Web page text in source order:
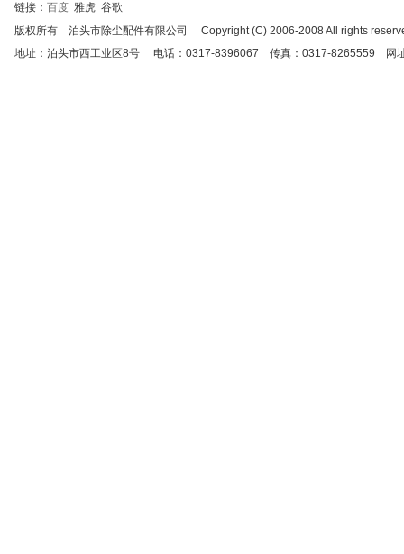
链接： 百度雅虎 谷歌
版权所有 泊头市除尘配件有限公司 Copyright (C) 2006-2008 All rights
地址：泊头市西工业区8号 电话：0317-8396067 传真：0317-8265559 网